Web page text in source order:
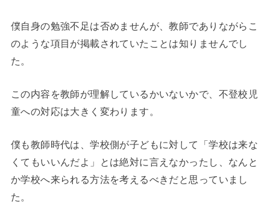
僕自身の勉強不足は否めませんが、教師でありながらこ
のような項目が掲載されていたことは知りませんでし
た。
この内容を教師が理解しているかいないかで、不登校児
童への対応は大きく変わります。
僕も教師時代は、学校側が子どもに対して「学校は来な
くてもいいんだよ」とは絶対に言えなかったし、なんと
か学校へ来られる方法を考えるべきだと思っていまし
た。